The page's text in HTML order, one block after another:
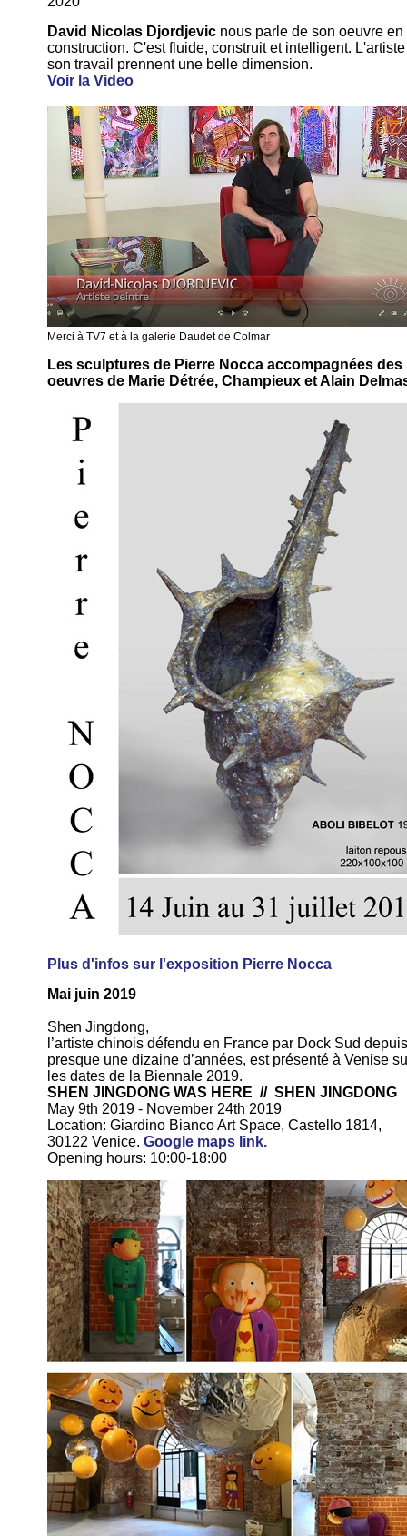
David Nicolas Djordjevic nous parle de son oeuvre en
construction. C'est fluide, construit et intelligent.
son travail prennent une belle dimension.
Voir la Video
Merci à TV7 et à la galerie Daudet de Colmar
Les sculptures de Pierre Nocca accompagnées des
oeuvres de Marie Détrée, Champieux et Alain
Plus d'infos sur l'exposition Pierre Nocca
Mai juin 2019
Shen Jingdong,
l’artiste chinois défendu en France par Dock Sud depuis
presque une dizaine d’années, est présenté à Venise
les dates de la Biennale 2019.
SHEN JINGDONG WAS HERE // SHEN JINGDONG
May 9th 2019 - November 24th 2019
Location: Giardino Bianco Art Space, Castello 1814,
30122 Venice. Google maps link.
Opening hours: 10:00-18:00